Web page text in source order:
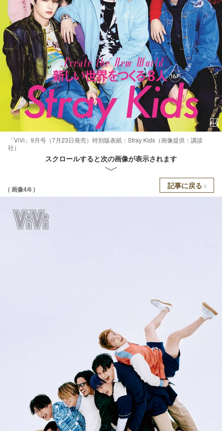
「ViVi」9月号（7月23日発売）特別版表紙：Stray Kids（画像提供：講談
社）
スクロールすると次の画像が表示されます
( 画像4/6 ) 記事に戻る